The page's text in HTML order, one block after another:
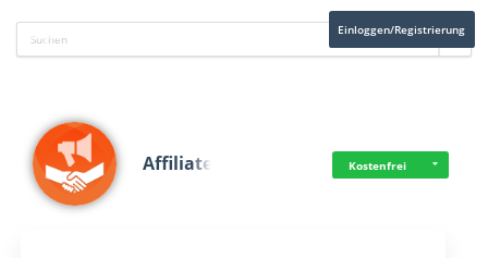
Einloggen/Registrierung
Affiliate Kostenfrei